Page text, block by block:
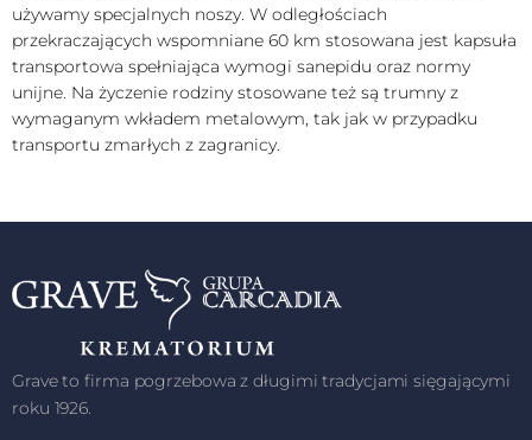
używamy specjalnych noszy. W odległościach
przekraczających wspomniane 60 km stosowana jest kapsuła
transportowa spełniająca wymogi sanepidu oraz normy
unijne. Na życzenie rodziny stosowane też są trumny z
wymaganym wkładem metalowym, tak jak w przypadku
transportu zmarłych z zagranicy.
Grave to firma pogrzebowa z długimi tradycjami sięgającymi
roku 1926.